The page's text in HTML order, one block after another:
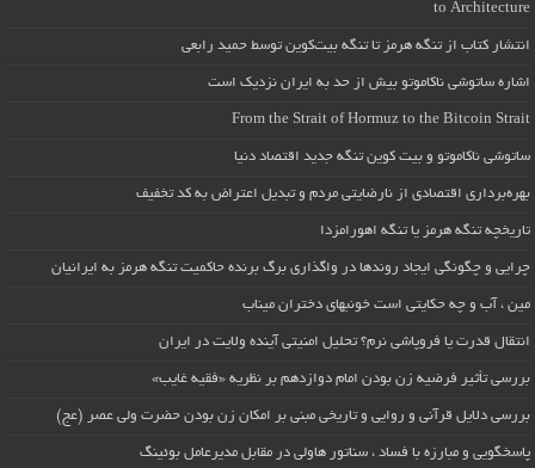
to Architecture
انتشار کتاب از تنگه هرمز تا تنگه بیت‌کوین توسط حمید رابعی
اشاره ساتوشی ناکاموتو بیش از حد به ایران نزدیک است
From the Strait of Hormuz to the Bitcoin Strait
ساتوشی ناکاموتو و بیت کوین تنگه جدید اقتصاد دنیا
بهره‌برداری اقتصادی از نارضایتی مردم و تبدیل اعتراض به کد تخفیف
تاریخچه تنگه هرمز یا تنگه اهورامزدا
چرایی و چگونگی ایجاد روندها در واگذاری برگ برنده حاکمیت تنگه هرمز به ایرانیان
مین ، آب و چه حکایتی است خونبهای دختران میناب
انتقال قدرت یا فروپاشی نرم؟ تحلیل امنیتی آینده ولایت در ایران
بررسی تأثیر فرضیه زن بودن امام دوازدهم بر نظریه «فقیه غایب»
بررسی دلایل قرآنی و روایی و تاریخی مبنی بر امکان زن بودن حضرت ولی عصر (عج)
پاسخگویی و مبارزه با فساد ، سناتور هاولی در مقابل مدیرعامل بوئینگ